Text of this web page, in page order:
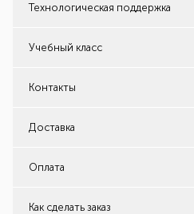
Технологическая поддержка
Учебный класс
Контакты
Доставка
Оплата
Как сделать заказ